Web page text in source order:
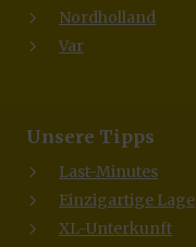
Nordholland
Var
Unsere Tipps
Last-Minutes
Einzigartige Lage
XL-Unterkunft